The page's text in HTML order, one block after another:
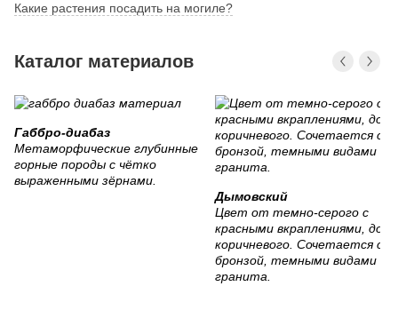
Какие растения посадить на могиле?
Каталог материалов
Габбро-диабаз
Метаморфические глубинные
горные породы с чётко
выраженными зёрнами.
Дымовский
Цвет от темно-серого с
красными вкраплениями, до
коричневого. Сочетается с
бронзой, темными видами
гранита.